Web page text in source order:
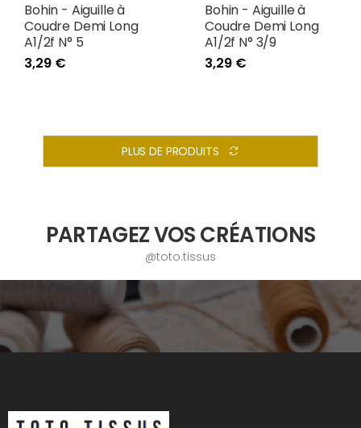
Bohin - Aiguille à
Coudre Demi Long
A1/2f N° 5
3,29 €
Bohin - Aiguille à
Coudre Demi Long
A1/2f N° 3/9
3,29 €
PLUS DE PRODUITS
PARTAGEZ VOS CRÉATIONS
@toto.tissus